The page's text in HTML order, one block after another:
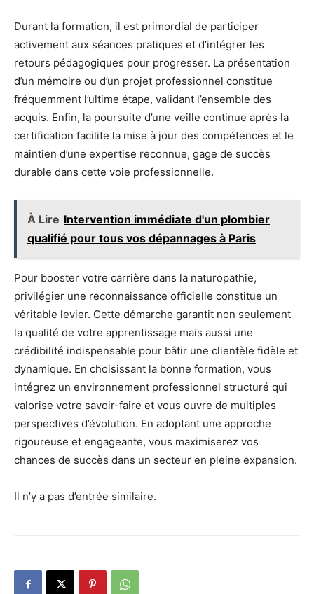
Durant la formation, il est primordial de participer
activement aux séances pratiques et d’intégrer les
retours pédagogiques pour progresser. La présentation
d’un mémoire ou d’un projet professionnel constitue
fréquemment l’ultime étape, validant l’ensemble des
acquis. Enfin, la poursuite d’une veille continue après la
certification facilite la mise à jour des compétences et le
maintien d’une expertise reconnue, gage de succès
durable dans cette voie professionnelle.
À Lire Intervention immédiate d'un plombier
qualifié pour tous vos dépannages à Paris
Pour booster votre carrière dans la naturopathie,
privilégier une reconnaissance officielle constitue un
véritable levier. Cette démarche garantit non seulement
la qualité de votre apprentissage mais aussi une
crédibilité indispensable pour bâtir une clientèle fidèle et
dynamique. En choisissant la bonne formation, vous
intégrez un environnement professionnel structuré qui
valorise votre savoir-faire et vous ouvre de multiples
perspectives d’évolution. En adoptant une approche
rigoureuse et engageante, vous maximiserez vos
chances de succès dans un secteur en pleine expansion.
Il n’y a pas d’entrée similaire.